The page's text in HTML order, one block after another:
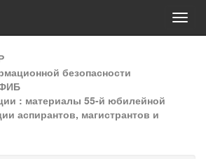
безопасности
: материалы 55-й юбилейной
аспирантов, магистрантов и